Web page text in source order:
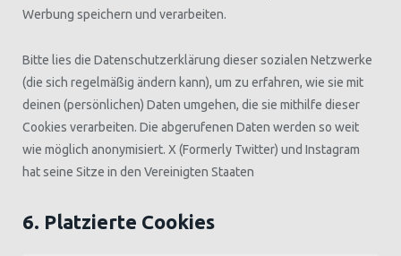
Werbung speichern und verarbeiten.
Bitte lies die Datenschutzerklärung dieser sozialen Netzwerke
(die sich regelmäßig ändern kann), um zu erfahren, wie sie mit
deinen (persönlichen) Daten umgehen, die sie mithilfe dieser
Cookies verarbeiten. Die abgerufenen Daten werden so weit
wie möglich anonymisiert. X (Formerly Twitter) und Instagram
hat seine Sitze in den Vereinigten Staaten
6. Platzierte Cookies